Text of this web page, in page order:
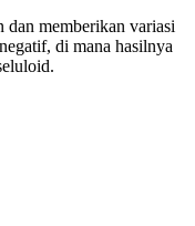
memberikan variasi
di mana hasilnya